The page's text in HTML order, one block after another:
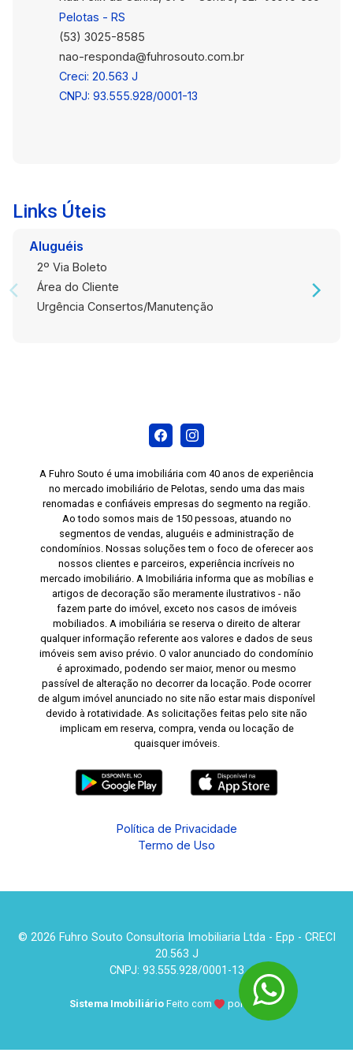
Pelotas - RS
(53) 3025-8585
nao-responda@fuhrosouto.com.br
Creci: 20.563 J
CNPJ: 93.555.928/0001-13
Links Úteis
Aluguéis
2º Via Boleto
Área do Cliente
Urgência Consertos/Manutenção
A Fuhro Souto é uma imobiliária com 40 anos de experiência
no mercado imobiliário de Pelotas, sendo uma das mais
renomadas e confiáveis empresas do segmento na região.
Ao todo somos mais de 150 pessoas, atuando no
segmentos de vendas, aluguéis e administração de
condomínios. Nossas soluções tem o foco de oferecer aos
nossos clientes e parceiros, experiência incríveis no
mercado imobiliário. A Imobiliária informa que as mobílias e
artigos de decoração são meramente ilustrativos - não
fazem parte do imóvel, exceto nos casos de imóveis
mobiliados. A imobiliária se reserva o direito de alterar
qualquer informação referente aos valores e dados de seus
imóveis sem aviso prévio. O valor anunciado do condomínio
é aproximado, podendo ser maior, menor ou mesmo
passível de alteração no decorrer da locação. Pode ocorrer
de algum imóvel anunciado no site não estar mais disponível
devido à rotatividade. As solicitações feitas pelo site não
implicam em reserva, compra, venda ou locação de
quaisquer imóveis.
Política de Privacidade
Termo de Uso
© 2026 Fuhro Souto Consultoria Imobiliaria Ltda - Epp - CRECI
20.563 J
CNPJ: 93.555.928/0001-13
Sistema Imobiliário Feito com por KUROLE